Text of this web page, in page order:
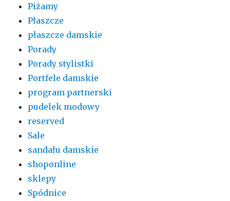
Piżamy
Płaszcze
płaszcze damskie
Porady
Porady stylistki
Portfele damskie
program partnerski
pudelek modowy
reserved
Sale
sandału damskie
shoponline
sklepy
Spódnice